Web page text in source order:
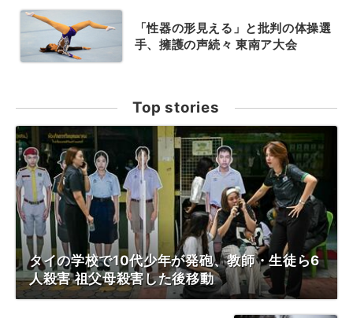
「性器の形見える」と批判の体操選
手、擁護の声続々 東南ア大会
Top stories
タイの学校で10代少年が発砲、教師・生徒ら6
人殺害 祖父母殺害した後移動